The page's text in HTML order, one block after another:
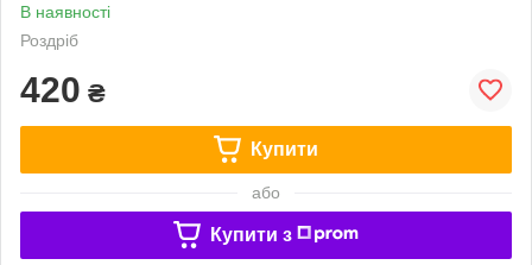
В наявності
Роздріб
420 ₴
Купити
або
Купити з